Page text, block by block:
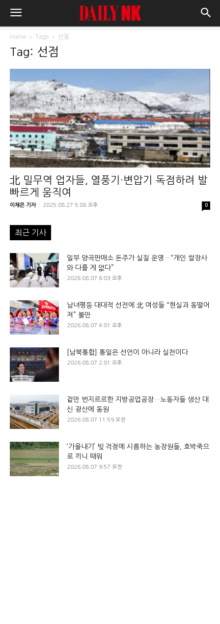
Home Tags 선점
Tag: 선점
北 밀무역 업자들, 열풍기·변압기 독점하려 발
빠르게 움직여
이채은 기자 - 2025.08.27 5:08 오후 0
최근 기사
일부 양곡판매소 돈주가 실질 운영…“개인 쌀장사
와 다를 게 없다”
2026.08.07 6:03 오후
남녀평등 대대적 선전에 北 여성들 “현실과 동떨어
져” 불만
2026.08.07 4:01 오후
[남북통합] 통일은 선언이 아니라 실천이다
2026.08.07 2:01 오후
겉만 번지르르한 지방공업공장…노동자들 생산 대
신 광산에 동원
2026.08.07 11:59 오전
‘가을내기’ 빚 걱정에 시름하는 농장원들, 호박죽으
로 끼니 때워
2026.08.07 9:57 오전